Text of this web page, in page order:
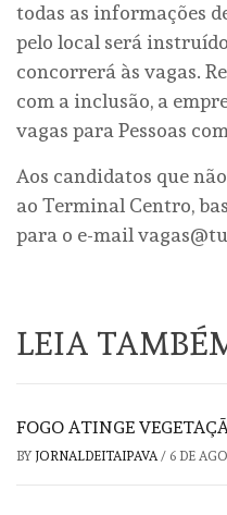
todas as informações
pelo local será
concorrerá às vagas.
com a inclusão, a
vagas para Pessoas
Aos candidatos que
ao Terminal Centro,
para o e-mail
LEIA
FOGO ATINGE
BY JORNALDEITAIPAVA/ 6 DE